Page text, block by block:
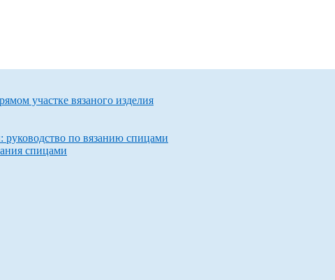
участке вязаного изделия
руководство по вязанию спицами
спицами